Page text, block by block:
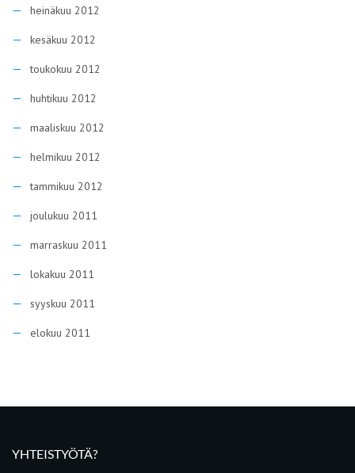
heinäkuu 2012
kesäkuu 2012
toukokuu 2012
huhtikuu 2012
maaliskuu 2012
helmikuu 2012
tammikuu 2012
joulukuu 2011
marraskuu 2011
lokakuu 2011
syyskuu 2011
elokuu 2011
YHTEISTYÖTÄ?